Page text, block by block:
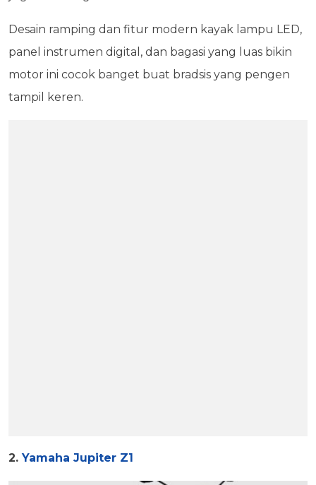
Desain ramping dan fitur modern kayak lampu LED,
panel instrumen digital, dan bagasi yang luas bikin
motor ini cocok banget buat bradsis yang pengen
tampil keren.
2.Yamaha Jupiter Z1